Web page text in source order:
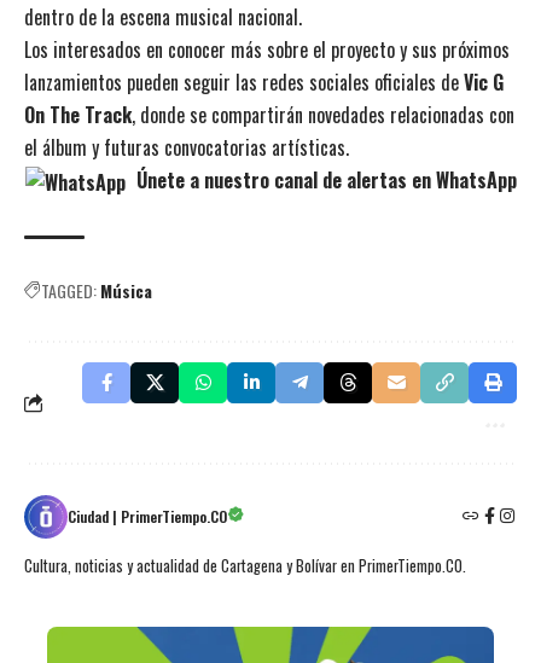
dentro de la escena musical nacional.
Los interesados en conocer más sobre el proyecto y sus próximos
lanzamientos pueden seguir las redes sociales oficiales deVic G
On The Track, donde se compartirán novedades relacionadas con
el álbum y futuras convocatorias artísticas.
Únete a nuestro canal de alertas en WhatsApp
TAGGED:Música
Ciudad | PrimerTiempo.CO
Cultura, noticias y actualidad de Cartagena y Bolívar en PrimerTiempo.CO.